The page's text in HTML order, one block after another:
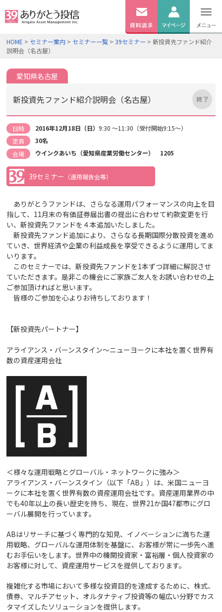
無料
資料 ログイン
HOME > セミナー案内 > セミナー一覧 >39セミナー > 新投資先ファンド紹介
説明会（名古屋）
愛知県名古屋
新投資先ファンド紹介説明会（名古屋）
日時 2016年12月18日（日）9:30 ～11:30（受付開始9:15～）
定員
30名
会場
ウインクあいち（愛知県産業労働センター） 1205
39セミナー （運用報告会等）
ありがとうファンドは、さらなる運用パフォーマンスの向上を目
指して、11月末の有価証券届出書の提出に合わせて約款変更を行
い、新投資先ファンドを４本追加いたしました。
新投資先ファンド追加により、さらなる長期国際分散投資を進め
ていき、世界経済や企業の利益成長を享受できるように運用してま
いります。
このセミナーでは、新投資先ファンドを1本ずつ詳細に解説させ
ていただきます。是非この機会にご家族ご友人をお誘い合わせの上
ご参加頂ければと思います。
皆様のご参加を心よりお待ちしております！
【新投資先パートナー】
アライアンス・バーンスタイン～ニューヨークに本社を置く世界有
数の資産運用会社
＜様々な運用戦略とグローバル・ネットワークに強み＞
アライアンス・バーンスタイン（以下「AB」）は、米国ニューヨ
ークに本社を置く世界有数の資産運用会社です。資産運用業界の中
でも40年以上の長い歴史を持ち、現在、世界21か国47都市にグロ
ーバル展開を行っています。
ABはリサーチに基づく専門的な知見、イノベーションに満ちた運
用戦略、グローバルな運用体制を基盤に、お客様が常に一歩先へ進
むお手伝いをします。世界中の機関投資家・富裕層・個人投資家の
お客様に対して、資産運用サービスを提供しております。
複雑化する市場において多様な投資目的を達成するために、株式、
債券、マルチアセット、オルタナティブ投資等の幅広い分野でカス
タマイズしたソリューションを提供します。